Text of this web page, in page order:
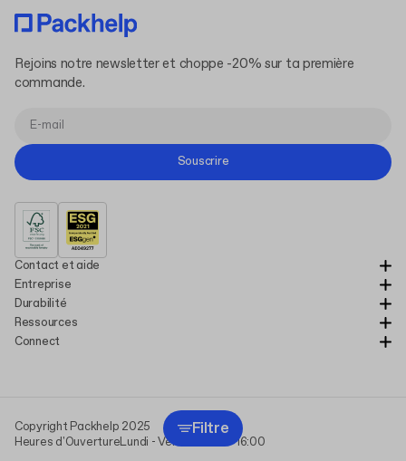
Filtre
Contact et aide
Entreprise
Durabilité
Ressources
Connect
Rejoins notre newsletter et choppe -20% sur ta première
commande.
Souscrire
Copyright Packhelp 2025
Heures d'OuvertureLundi - Vendredi 9:00-16:00